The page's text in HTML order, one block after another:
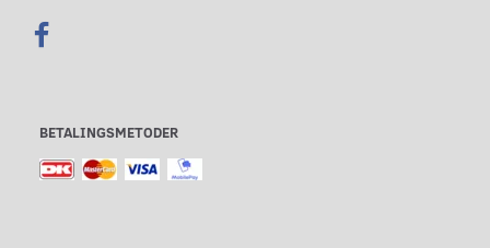
BETALINGSMETODER